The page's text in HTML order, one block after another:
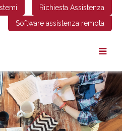
Richiesta Assistenza
Software assistenza remota